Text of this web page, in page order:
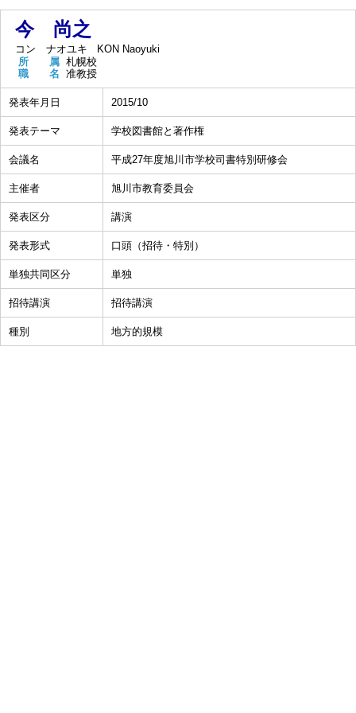
今 尚之
コン ナオユキ
KON Naoyuki
所 属 札幌校
職 名 准教授
発表年月日 2015/10
発表テーマ 学校図書館と著作権
会議名 平成27年度旭川市学校司書特別研修会
主催者 旭川市教育委員会
発表区分 講演
発表形式 口頭（招待・特別）
単独共同区分 単独
招待講演 招待講演
種別 地方的規模